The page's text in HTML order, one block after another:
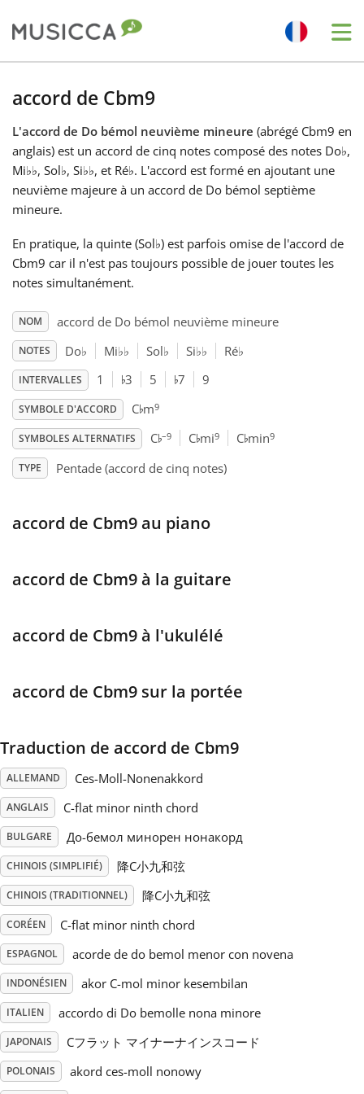
Български
Dansk
Deutsch
Español
Français
한국어
Svenska
Tiếng Việt
Türkçe
简体中文
繁體中文
accord de Cbm9
L'accord de Do bémol neuvième mineure (abrégé Cbm9 en
anglais) est un accord de cinq notes composé des notes Do♭,
Mi♭♭, Sol♭, Si♭♭, et Ré♭. L'accord est formé en ajoutant une
neuvième majeure à un accord de Do bémol septième
mineure.
En pratique, la quinte (Sol♭) est parfois omise de l'accord de
Cbm9 car il n'est pas toujours possible de jouer toutes les
notes simultanément.
NOM accord de Do bémol neuvième mineure
NOTES Do♭ Mi♭♭ Sol♭ Si♭♭ Ré♭
INTERVALLES 1 ♭3 5 ♭7 9
SYMBOLE D'ACCORD C♭m9
SYMBOLES ALTERNATIFS C♭–9 C♭mi9 C♭min9
TYPE Pentade (accord de cinq notes)
accord de Cbm9 au piano
accord de Cbm9 à la guitare
accord de Cbm9 à l'ukulélé
accord de Cbm9 sur la portée
Traduction de accord de Cbm9
ALLEMAND Ces-Moll-Nonenakkord
ANGLAIS C-flat minor ninth chord
BULGARE До-бемол минорен нонакорд
CHINOIS (SIMPLIFIÉ) 降C小九和弦
CHINOIS (TRADITIONNEL) 降C小九和弦
CORÉEN C-flat minor ninth chord
ESPAGNOL acorde de do bemol menor con novena
INDONÉSIEN akor C-mol minor kesembilan
ITALIEN accordo di Do bemolle nona minore
JAPONAIS Cフラット マイナーナインスコード
POLONAIS akord ces-moll nonowy